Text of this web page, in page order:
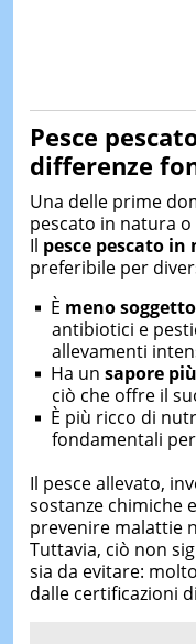
Pesce
differenze
Una delle prime
pescato in natura
Il pesce pescato in
preferibile per
È meno
antibiotici e
allevamenti
Ha un sapore
ciò che offre il
È più ricco di
fondamentali
Il pesce allevato,
sostanze chimiche
prevenire malattie
Tuttavia, ciò non
sia da evitare:
dalle certificazioni